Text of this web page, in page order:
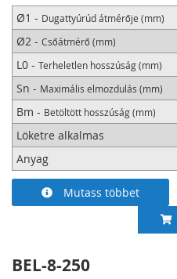
Ø1 - Dugattyúrúd átmérője (mm)
Ø2 - Csőátmérő (mm)
L0 - Terheletlen hosszúság (mm)
Sn - Maximális elmozdulás (mm)
Bm - Betöltött hosszúság (mm)
Löketre alkalmas
Anyag
Mutass többet
BEL-8-250